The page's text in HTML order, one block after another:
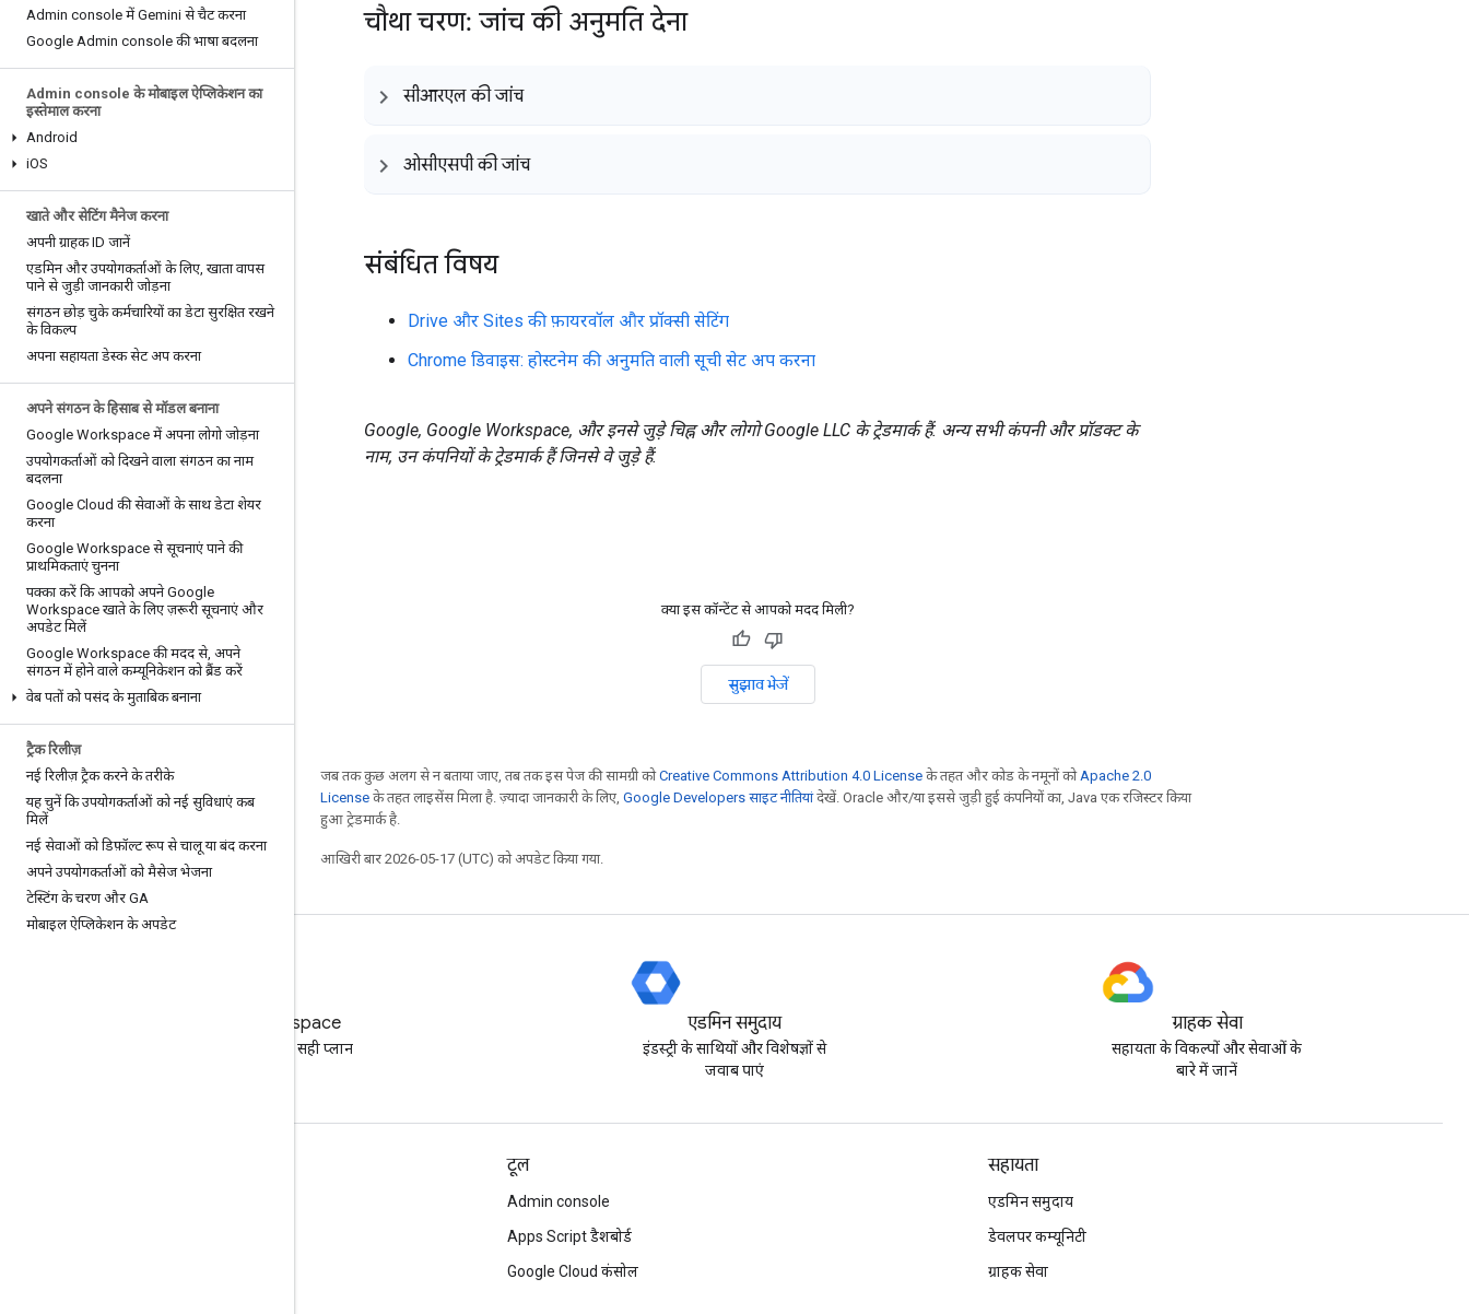
Admin console में Gemini से चैट करना
Google Admin console की भाषा बदलना
Admin console के मोबाइल ऐप्लिकेशन का
इस्तेमाल करना
Android
iOS
खाते और सेटिंग मैनेज करना
अपनी ग्राहक ID जानें
एडमिन और उपयोगकर्ताओं के लिए, खाता वापस
पाने से जुड़ी जानकारी जोड़ना
संगठन छोड़ चुके कर्मचारियों का डेटा सुरक्षित रखने
के विकल्प
अपना सहायता डेस्क सेट अप करना
अपने संगठन के हिसाब से मॉडल बनाना
Google Workspace में अपना लोगो जोड़ना
उपयोगकर्ताओं को दिखने वाला संगठन का नाम
बदलना
Google Cloud की सेवाओं के साथ डेटा शेयर
करना
Google Workspace से सूचनाएं पाने की
प्राथमिकताएं चुनना
पक्का करें कि आपको अपने Google
Workspace खाते के लिए ज़रूरी सूचनाएं और
अपडेट मिलें
Google Workspace की मदद से, अपने
संगठन में होने वाले कम्यूनिकेशन को ब्रैंड करें
वेब पतों को पसंद के मुताबिक बनाना
ट्रैक रिलीज़
नई रिलीज़ ट्रैक करने के तरीके
यह चुनें कि उपयोगकर्ताओं को नई सुविधाएं कब
मिलें
नई सेवाओं को डिफ़ॉल्ट रूप से चालू या बंद करना
अपने उपयोगकर्ताओं को मैसेज भेजना
टेस्टिंग के चरण और GA
मोबाइल ऐप्लिकेशन के अपडेट
चौथा चरण: जांच की अनुमति देना
सीआरएल की जांच
ओसीएसपी की जांच
संबंधित विषय
Drive और Sites की फ़ायरवॉल और प्रॉक्सी सेटिंग
Chrome डिवाइस: होस्टनेम की अनुमति वाली सूची सेट अप करना
Google, Google Workspace, और इनसे जुड़े चिह्न और लोगो Google LLC के ट्रेडमार्क हैं. अन्य सभी कंपनी और प्रॉडक्ट के
नाम, उन कंपनियों के ट्रेडमार्क हैं जिनसे वे जुड़े हैं.
क्या इस कॉन्टेंट से आपको मदद मिली?
सुझाव भेजें
जब तक कुछ अलग से न बताया जाए, तब तक इस पेज की सामग्री कोCreative Commons Attribution 4.0 License के तहत और कोड के नमूनों कोApache 2.0
License के तहत लाइसेंस मिला है. ज़्यादा जानकारी के लिए, Google Developers साइट नीतियांदेखें. Oracle और/या इससे जुड़ी हुई कंपनियों का, Java एक रजिस्टर किया
हुआ ट्रेडमार्क है.
आखिरी बार 2026-05-17 (UTC) को अपडेट किया गया.
Google Workspace
अपने कारोबार के लिए सही प्लान
एडमिन समुदाय
इंडस्ट्री के साथियों और विशेषज्ञों से
जवाब पाएं
ग्राहक सेवा
सहायता के विकल्पों और सेवाओं के
बारे में जानें
टूल
Admin console
Apps Script डैशबोर्ड
Google Cloud कंसोल
सहायता
एडमिन समुदाय
डेवलपर कम्यूनिटी
ग्राहक सेवा